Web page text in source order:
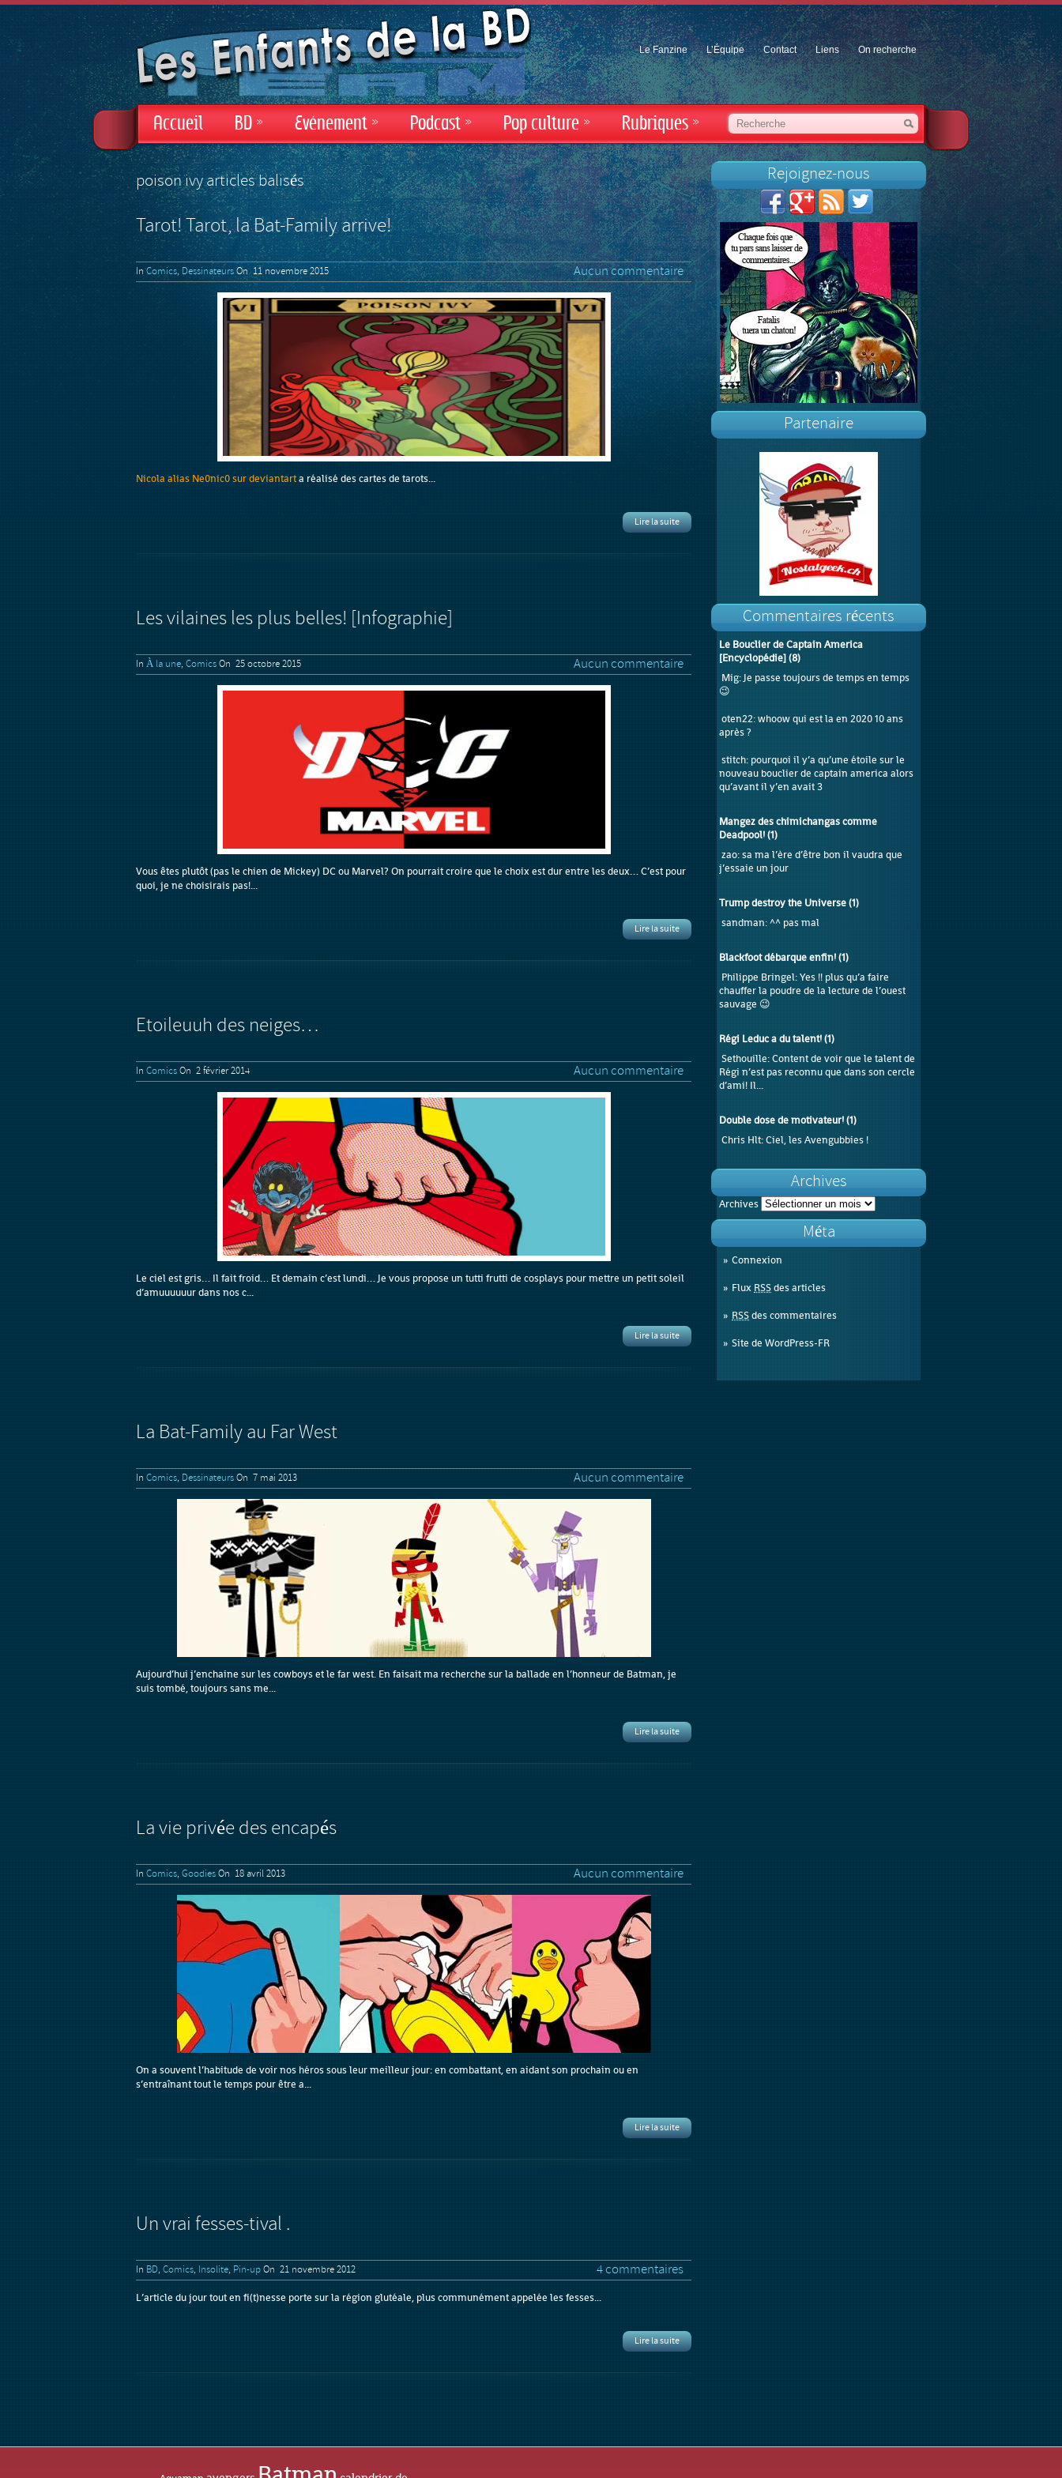
Le Fanzine L’Équipe Contact Liens On recherche
Accueil BD » Evénement » Podcast » Pop culture » Rubriques »
Rejoignez-nous
Partenaire
Commentaires récents
Le Bouclier de Captain America
[Encyclopédie](8)
Mig: Je passe toujours de temps en temps
😉
oten22: whoow qui est la en 2020 10 ans
après ?
stitch: pourquoi il y’a qu’une étoile sur le
nouveau bouclier de captain america alors
qu’avant il y’en avait 3
Mangez des chimichangas comme
Deadpool!(1)
zao: sa ma l’ère d’être bon il vaudra que
j’essaie un jour
Trump destroy the Universe(1)
sandman: ^^ pas mal
Blackfoot débarque enfin!(1)
Philippe Bringel: Yes !! plus qu’a faire
chauffer la poudre de la lecture de l’ouest
sauvage 😉
Régi Leduc a du talent!(1)
Sethouille: Content de voir que le talent de
Régi n’est pas reconnu que dans son cercle
d’ami! Il...
Double dose de motivateur!(1)
Chris Hlt: Ciel, les Avengubbies !
Archives
Archives
Méta
Connexion
Flux RSSdes articles
RSSdes commentaires
Site de WordPress-FR
poison ivy articles balisés
Tarot! Tarot, la Bat-Family arrive!
Aucun commentaire
InComics, Dessinateurs On 11 novembre 2015
Nicola alias Ne0nic0 sur deviantarta réalisé des cartes de tarots...
Lire la suite
Les vilaines les plus belles! [Infographie]
Aucun commentaire
In À la une, Comics On 25 octobre 2015
Vous êtes plutôt (pas le chien de Mickey) DC ou Marvel? On pourrait croire que le choix est dur entre les deux… C’est pour
quoi, je ne choisirais pas!...
Lire la suite
Etoileuuh des neiges…
Aucun commentaire
In Comics On 2 février 2014
Le ciel est gris… Il fait froid… Et demain c’est lundi… Je vous propose un tutti frutti de cosplays pour mettre un petit soleil
d’amuuuuuur dans nos c...
Lire la suite
La Bat-Family au Far West
Aucun commentaire
In Comics, Dessinateurs On 7 mai 2013
Aujourd’hui j’enchaine sur les cowboys et le far west. En faisait ma recherche sur la ballade en l’honneur de Batman, je
suis tombé, toujours sans me...
Lire la suite
La vie privée des encapés
Aucun commentaire
In Comics, Goodies On 18 avril 2013
On a souvent l’habitude de voir nos héros sous leur meilleur jour: en combattant, en aidant son prochain ou en
s’entraînant tout le temps pour être a...
Lire la suite
Un vrai fesses-tival .
4 commentaires
In BD, Comics, Insolite, Pin-up On 21 novembre 2012
L’article du jour tout en fi(t)nesse porte sur la région glutéale, plus communément appelée les fesses...
Lire la suite